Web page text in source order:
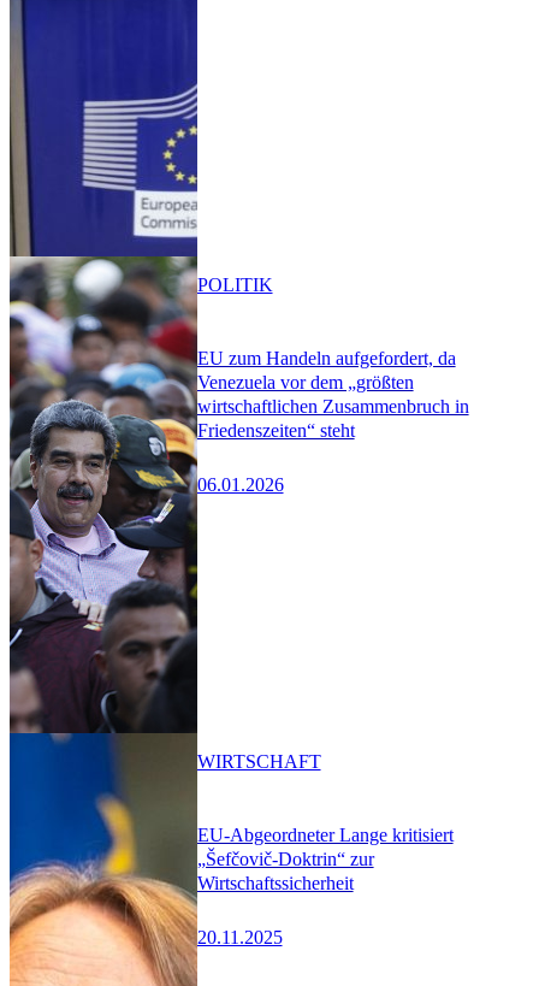
EU zum Handeln aufgefordert, da
Venezuela vor dem „größten
wirtschaftlichen Zusammenbruch in
Friedenszeiten“ steht
06.01.2026
POLITIK
EU-Abgeordneter Lange kritisiert
„Šefčovič-Doktrin“ zur
Wirtschaftssicherheit
20.11.2025
WIRTSCHAFT